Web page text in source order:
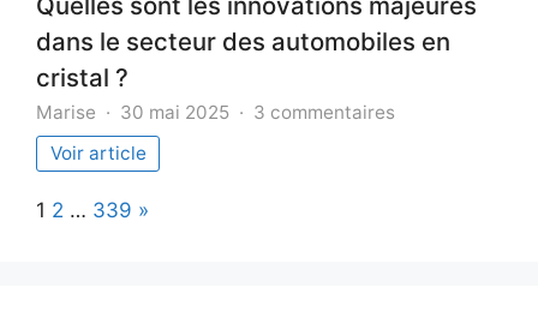
dans le secteur des automobiles en
cristal ?
Marise 30 mai 2025 3 commentaires
Voir article
Page:
1 2 … 339 Next
»